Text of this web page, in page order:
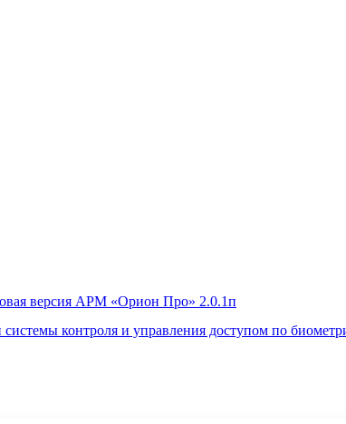
контроля и управления доступом по